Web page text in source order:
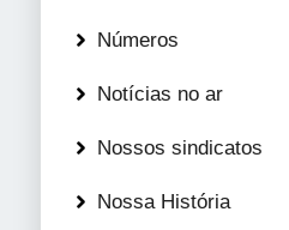
Números
Notícias no ar
Nossos sindicatos
Nossa História